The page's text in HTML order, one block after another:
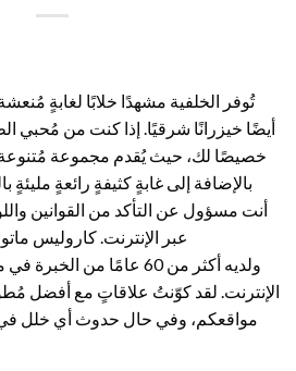
تُوفر الخلفية مشهدًا خلابًا لغابةٍ
أيضًا خيزرانًا شرقيًا. إذا كنت من مُحبي
خصيصًا لك، حيث يُقدم مجموعة مُتنوعة
بالإضافة إلى غابةٍ كثيفةٍ رائعةٍ مليئةٍ
أنت مسؤول عن التأكد من القوانين
عبر الإنترنت. كاروليس
الإنترنت. لقد كوّنتُ علاقاتٍ مع أفضل
مواقعكم، وفي حال حدوث أي خلل في